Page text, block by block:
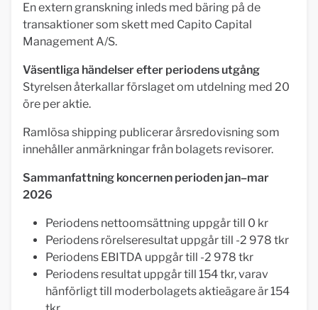
En extern granskning inleds med bäring på de
transaktioner som skett med Capito Capital
Management A/S.
Väsentliga händelser efter periodens utgång
Styrelsen återkallar förslaget om utdelning med 20
öre per aktie.
Ramlösa shipping publicerar årsredovisning som
innehåller anmärkningar från bolagets revisorer.
Sammanfattning koncernen perioden jan–mar
2026
Periodens nettoomsättning uppgår till 0 kr
Periodens rörelseresultat uppgår till -2 978 tkr
Periodens EBITDA uppgår till -2 978 tkr
Periodens resultat uppgår till 154 tkr, varav
hänförligt till moderbolagets aktieägare är 154